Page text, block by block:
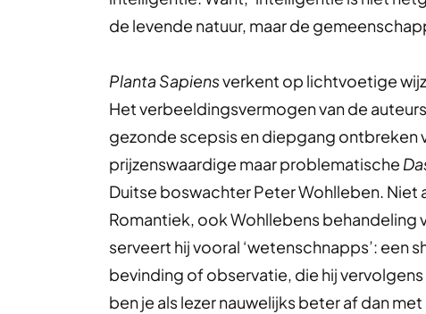
de levende natuur, maar de
Planta Sapiensverkent op lichtvoetige
Het verbeeldingsvermogen van de
gezonde scepsis en diepgang ontbreken
prijzenswaardige maar problematische
Duitse boswachter Peter Wohlleben. Niet
Romantiek, ook Wohllebens
serveert hij vooral ‘wetenschnapps’: een
bevinding of observatie, die hij
ben je als lezer nauwelijks beter af dan